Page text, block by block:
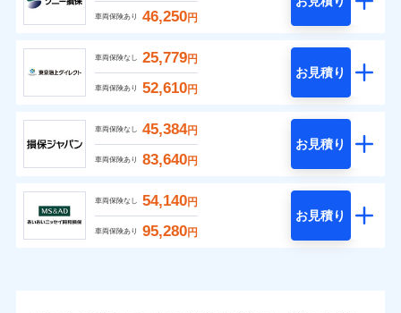
車両保険あり 46,250円
車両保険なし 25,779円
車両保険あり 52,610円
お見積り
車両保険なし 45,384円
車両保険あり 83,640円
お見積り
車両保険なし 54,140円
車両保険あり 95,280円
お見積り